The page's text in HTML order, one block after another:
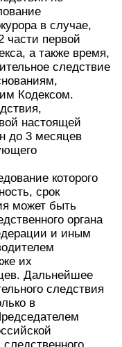
в случае,
части первой
а также время,
следствие
Кодексом.
настоящей
до 3 месяцев
которого
срок
может быть
органа
и иным
их
Дальнейшее
следствия
в